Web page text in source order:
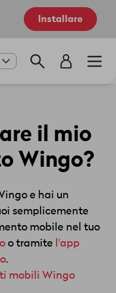
Installare
il mio
Wingo?
e hai un
semplicemente
mobile nel tuo
o tramite
l'app
.
mobili Wingo